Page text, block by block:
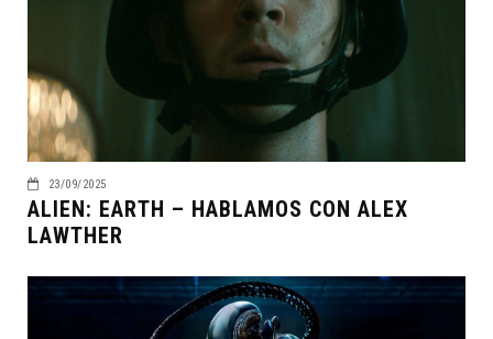
23/09/2025
ALIEN: EARTH – HABLAMOS CON ALEX
LAWTHER